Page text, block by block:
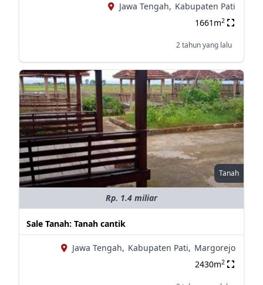
Jawa Tengah, Kabupaten Pati
1661m2
2 tahun yang lalu
Tanah
Rp. 1.4 miliar
Sale Tanah: Tanah cantik
Jawa Tengah, Kabupaten Pati, Margorejo
2430m2